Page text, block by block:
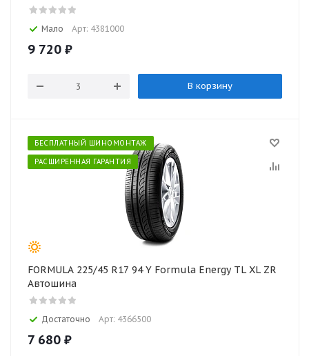
Мало Арт: 4381000
9 720 ₽
В корзину
БЕСПЛАТНЫЙ ШИНОМОНТАЖ
РАСШИРЕННАЯ ГАРАНТИЯ
FORMULA 225/45 R17 94 Y Formula Energy TL XL ZR
Автошина
Достаточно Арт: 4366500
7 680 ₽